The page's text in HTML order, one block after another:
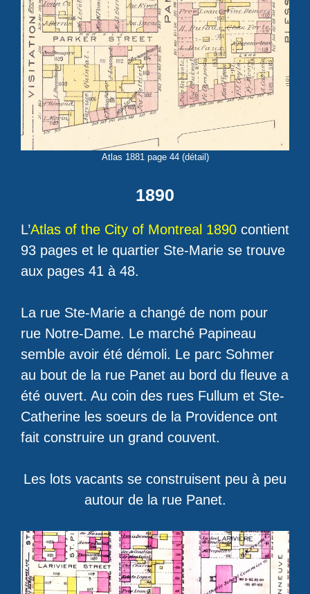
Atlas 1881 page 44 (détail)
1890
L’Atlas of the City of Montreal 1890 contient
93 pages et le quartier Ste-Marie se trouve
aux pages 41 à 48.
La rue Ste-Marie a changé de nom pour
rue Notre-Dame. Le marché Papineau
semble avoir été démoli. Le parc Sohmer
au bout de la rue Panet au bord du fleuve a
été ouvert. Au coin des rues Fullum et Ste-
Catherine les soeurs de la Providence ont
fait construire un grand couvent.
Les lots vacants se construisent peu à peu
autour de la rue Panet.